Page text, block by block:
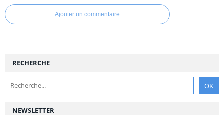
Ajouter un commentaire
NEWSLETTER
RECHERCHE